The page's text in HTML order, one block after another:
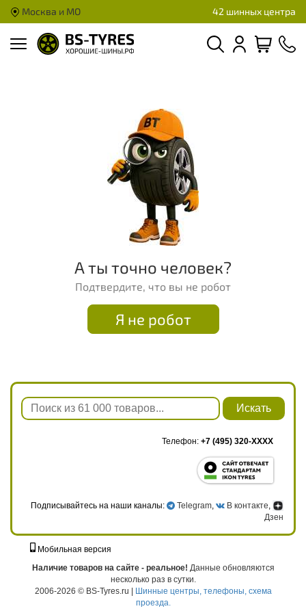
Москва и МО 42 шинных центра
А ты точно человек?
Подтвердите, что вы не робот
Я не робот
Искать
Телефон: +7 (495) 320-XXXX
Подписывайтесь на наши каналы: Telegram , В контакте
Дзен
Мобильная версия
Наличие товаров на сайте - реальное! Данные обновляются
несколько раз в сутки.
2006-2026 © BS-Tyres.ru | Шинные центры, телефоны, схема
проезда.